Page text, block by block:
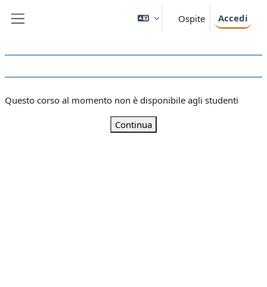
Ospite Accedi
Questo corso al momento non è disponibile agli studenti
Continua